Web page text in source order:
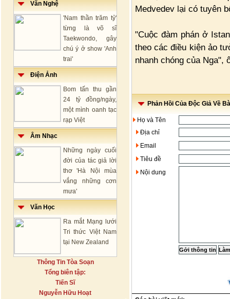
Văn Nghệ
'Nam thần trăm tỷ'
từng là võ sĩ
Taekwondo, gây
chú ý ở show 'Anh
trai'
Điện Ảnh
Bom tấn thu gần
24 tỷ đồng/ngày,
một mình oanh tạc
rạp Việt
Âm Nhạc
Những ngày cuối
đời của tác giả lời
thơ 'Hà Nội mùa
vắng những cơn
mưa'
Văn Học
Ra mắt Mạng lưới
Tri thức Việt Nam
tại New Zealand
Thông Tin Tòa Soạn
Tổng biên tập:
Tiến Sĩ
Nguyễn Hữu Hoạt
Medvedev lại có tuyên
"Cuộc đàm phán ở
theo các điều kiện ảo
nhanh chóng của Nga",
Phản Hồi Của Độc Giả Về
Họ và Tên
Địa chỉ
Email
Tiêu đề
Nội dung